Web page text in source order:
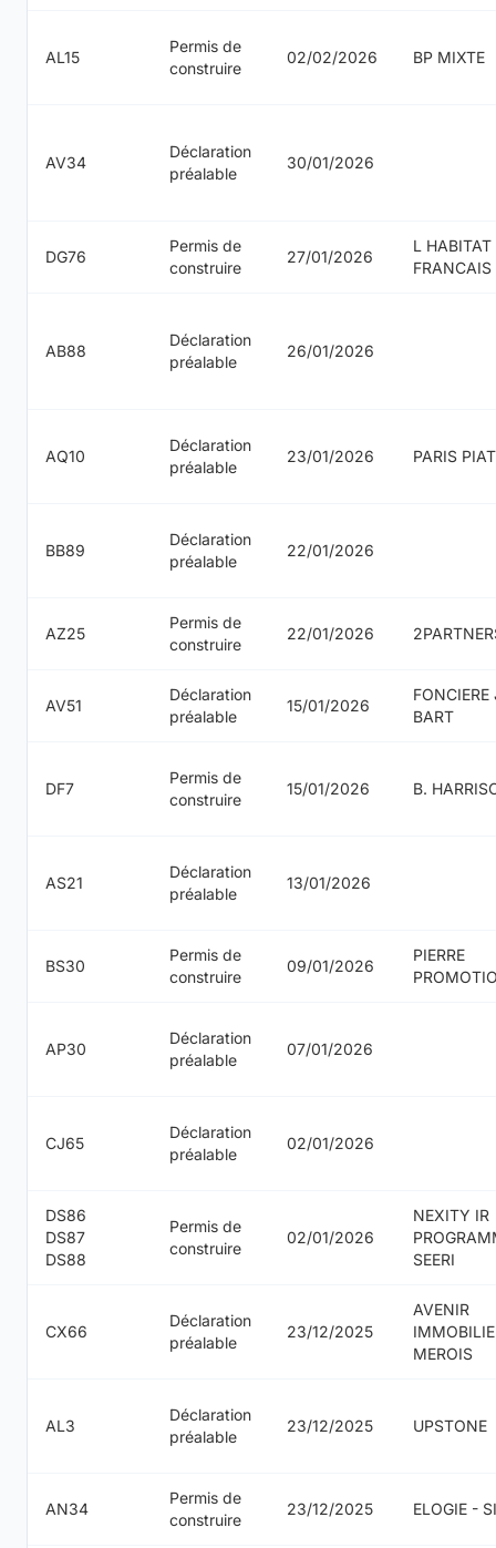
AL15
Permis de
construire
02/02/2026 BP MIXTE
AV34
Déclaration
préalable
30/01/2026
DG76
Permis de
construire
27/01/2026
L
FRANCAIS
AB88
Déclaration
préalable
26/01/2026
AQ10
Déclaration
préalable
23/01/2026 PARIS PIAT
BB89
Déclaration
préalable
22/01/2026
AZ25
Permis de
construire
22/01/2026
AV51
Déclaration
préalable
15/01/2026
FONCIERE
BART
DF7
Permis de
construire
15/01/2026 B.
AS21
Déclaration
préalable
13/01/2026
BS30
Permis de
construire
09/01/2026
PIERRE
AP30
Déclaration
préalable
07/01/2026
CJ65
Déclaration
préalable
02/01/2026
DS86
DS87
DS88
Permis de
construire
02/01/2026
NEXITY IR
SEERI
CX66
Déclaration
préalable
23/12/2025
AVENIR
MEROIS
AL3
Déclaration
préalable
23/12/2025 UPSTONE
AN34
Permis de
construire
23/12/2025 ELOGIE -